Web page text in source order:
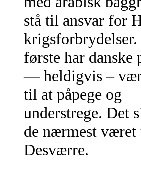
stå til ansvar for
første har danske
— heldigvis –
til at påpege og
understrege. Det
de nærmest været
Desværre.